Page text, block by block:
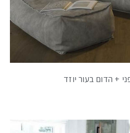
+ הדום בעור יוזד